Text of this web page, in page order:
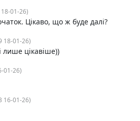
01-26)
Цікаво, що ж буде далі?
18-01-26)
цікавіше))
01-26)
16-01-26)